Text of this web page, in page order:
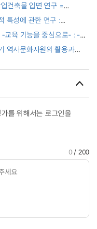
건축물 입면 연구 =
Study of Commercial
Historical Cultural
특성에 관한 연구 :
대역사(近代驛舍) 건축물을
Characteristics of
on modern station
in Kyung-buk
-교육 기능을 중심으로- : -
- = A Study on the
History Museum
문화자원의 활용과
를 위해서는 로그인을
0/ 200